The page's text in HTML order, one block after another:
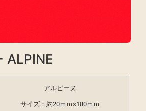
ALPINE
アルピーヌ
サイズ：約20ｍｍ×180ｍｍ